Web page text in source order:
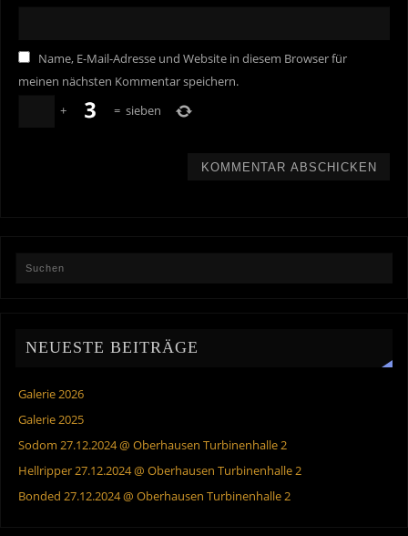
Name, E-Mail-Adresse und Website in diesem Browser für
meinen nächsten Kommentar speichern.
+
= sieben
NEUESTE BEITRÄGE
Galerie 2026
Galerie 2025
Sodom 27.12.2024 @ Oberhausen Turbinenhalle 2
Hellripper 27.12.2024 @ Oberhausen Turbinenhalle 2
Bonded 27.12.2024 @ Oberhausen Turbinenhalle 2